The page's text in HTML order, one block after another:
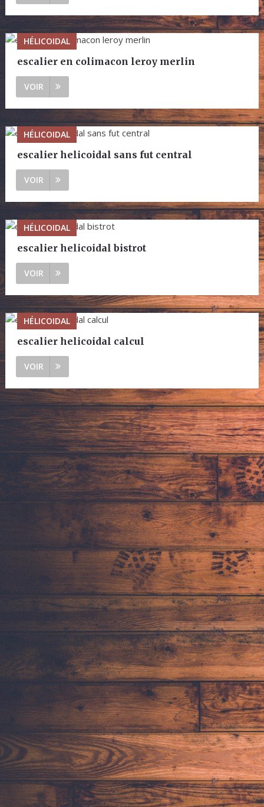
HÉLICOIDAL
escalier en colimacon leroy merlin
VOIR
HÉLICOIDAL
escalier helicoidal sans fut central
VOIR
HÉLICOIDAL
escalier helicoidal bistrot
VOIR
HÉLICOIDAL
escalier helicoidal calcul
VOIR